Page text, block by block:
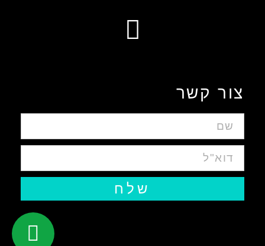
צור קשר
שלח